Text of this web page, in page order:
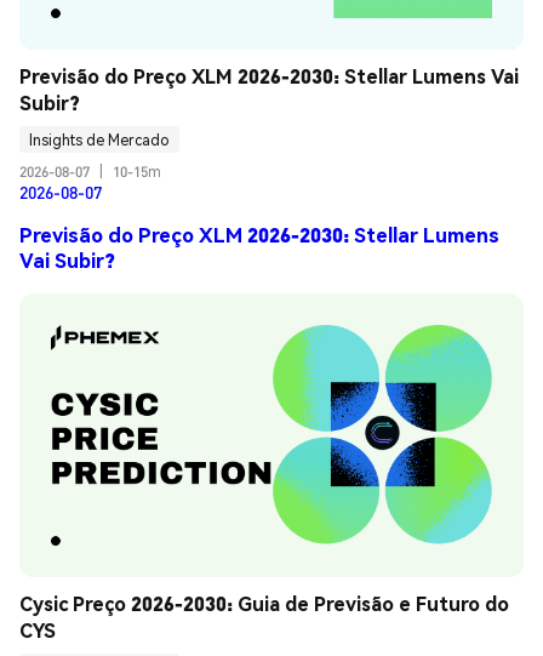
Previsão do Preço XLM 2026-2030: Stellar Lumens Vai
Subir?
Insights de Mercado
2026-08-07
10-15m
2026-08-07
Previsão do Preço XLM 2026-2030: Stellar Lumens
Vai Subir?
Cysic Preço 2026-2030: Guia de Previsão e Futuro do
CYS